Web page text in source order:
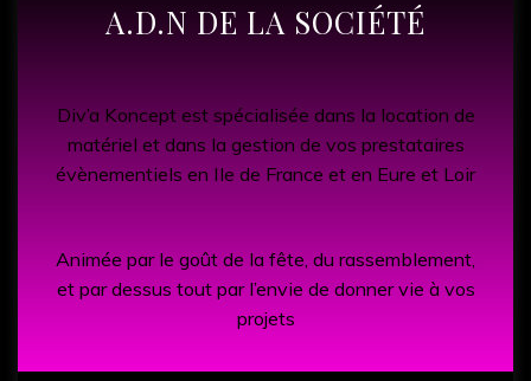
A.D.N DE LA SOCIÉTÉ
Div’a Koncept est spécialisée dans la location de
matériel et dans la gestion de vos prestataires
évènementiels en Ile de France et en Eure et Loir
Animée par le goût de la fête, du rassemblement,
et par dessus tout par l’envie de donner vie à vos
projets